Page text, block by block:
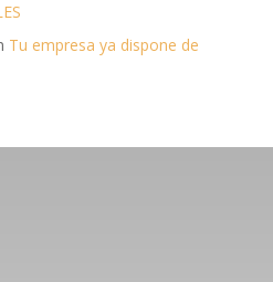
Tu empresa ya dispone de